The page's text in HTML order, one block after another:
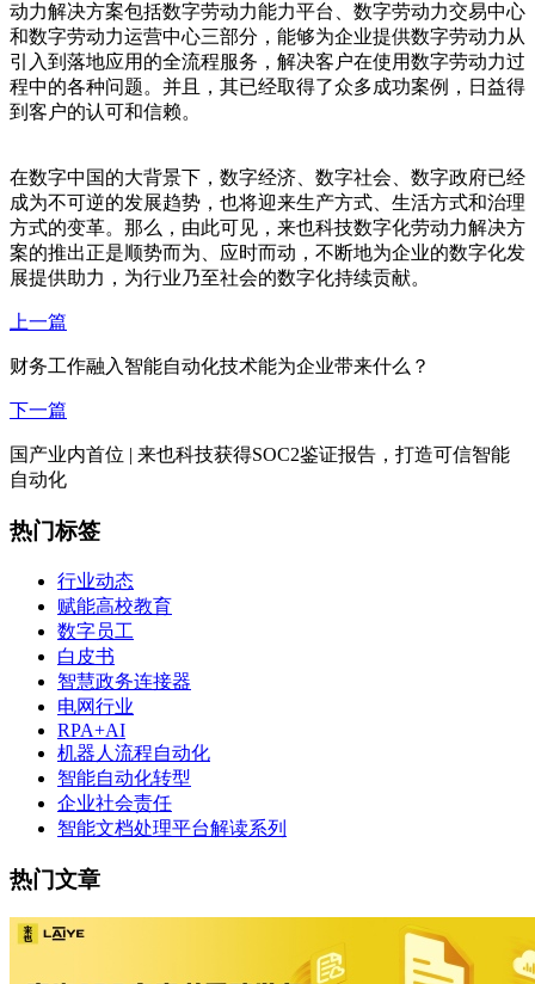
动力解决方案包括数字劳动力能力平台、数字劳动力交易中心
和数字劳动力运营中心三部分，能够为企业提供数字劳动力从
引入到落地应用的全流程服务，解决客户在使用数字劳动力过
程中的各种问题。并且，其已经取得了众多成功案例，日益得
到客户的认可和信赖。
在数字中国的大背景下，数字经济、数字社会、数字政府已经
成为不可逆的发展趋势，也将迎来生产方式、生活方式和治理
方式的变革。那么，由此可见，来也科技数字化劳动力解决方
案的推出正是顺势而为、应时而动，不断地为企业的数字化发
展提供助力，为行业乃至社会的数字化持续贡献。
上一篇
财务工作融入智能自动化技术能为企业带来什么？
下一篇
国产业内首位 | 来也科技获得SOC2鉴证报告，打造可信智能
自动化
热门标签
行业动态
赋能高校教育
数字员工
白皮书
智慧政务连接器
电网行业
RPA+AI
机器人流程自动化
智能自动化转型
企业社会责任
智能文档处理平台解读系列
热门文章